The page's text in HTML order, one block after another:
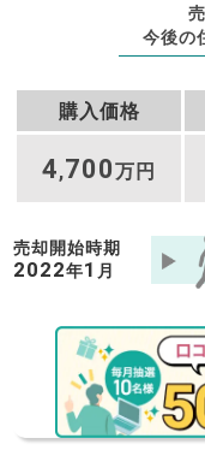
今後の
購入価格
4,700万円
売却開始時期
2022年1 月